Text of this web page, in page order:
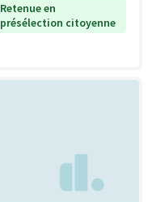
Retenue en
présélection citoyenne